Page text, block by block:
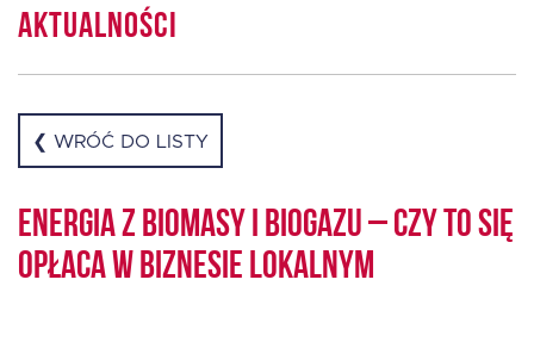
Dlaczego TISE?
Pożyczka rozwojowa TISE – NOWOŚĆ!
Aktualności
❮ WRÓĆ DO LISTY
Energia z biomasy i biogazu – czy to się
opłaca w biznesie lokalnym